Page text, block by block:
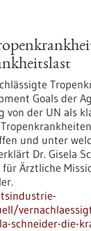
Goals der
von der UN als
und unter
Dr. Gisela
Ärztliche
schneider-die-